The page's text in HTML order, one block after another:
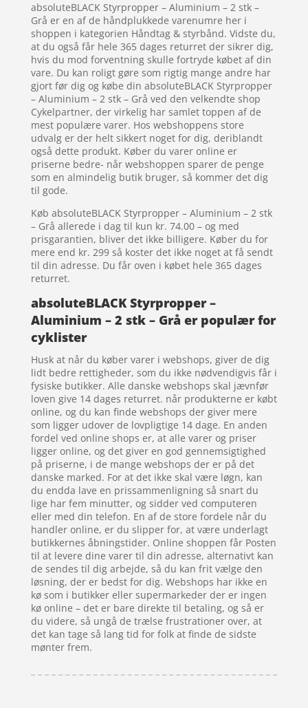
absoluteBLACK Styrpropper – Aluminium – 2 stk –
Grå er en af de håndplukkede varenumre her i
shoppen i kategorien Håndtag & styrbånd. Vidste du,
at du også får hele 365 dages returret der sikrer dig,
hvis du mod forventning skulle fortryde købet af din
vare. Du kan roligt gøre som rigtig mange andre har
gjort før dig og købe din absoluteBLACK Styrpropper
– Aluminium – 2 stk – Grå ved den velkendte shop
Cykelpartner, der virkelig har samlet toppen af de
mest populære varer. Hos webshoppens store
udvalg er der helt sikkert noget for dig, deriblandt
også dette produkt. Køber du varer online er
priserne bedre- når webshoppen sparer de penge
som en almindelig butik bruger, så kommer det dig
til gode.
Køb absoluteBLACK Styrpropper – Aluminium – 2 stk
– Grå allerede i dag til kun kr. 74.00 – og med
prisgarantien, bliver det ikke billigere. Køber du for
mere end kr. 299 så koster det ikke noget at få sendt
til din adresse. Du får oven i købet hele 365 dages
returret.
absoluteBLACK Styrpropper –
Aluminium – 2 stk – Grå er populær for
cyklister
Husk at når du køber varer i webshops, giver de dig
lidt bedre rettigheder, som du ikke nødvendigvis får i
fysiske butikker. Alle danske webshops skal jævnfør
loven give 14 dages returret. når produkterne er købt
online, og du kan finde webshops der giver mere
som ligger udover de lovpligtige 14 dage. En anden
fordel ved online shops er, at alle varer og priser
ligger online, og det giver en god gennemsigtighed
på priserne, i de mange webshops der er på det
danske marked. For at det ikke skal være løgn, kan
du endda lave en prissammenligning så snart du
lige har fem minutter, og sidder ved computeren
eller med din telefon. En af de store fordele når du
handler online, er du slipper for, at være underlagt
butikkernes åbningstider. Online shoppen får Posten
til at levere dine varer til din adresse, alternativt kan
de sendes til dig arbejde, så du kan frit vælge den
løsning, der er bedst for dig. Webshops har ikke en
kø som i butikker eller supermarkeder der er ingen
kø online – det er bare direkte til betaling, og så er
du videre, så ungå de trælse frustrationer over, at
det kan tage så lang tid for folk at finde de sidste
mønter frem.